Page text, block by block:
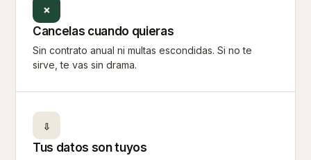
×
Cancelas cuando quieras
Sin contrato anual ni multas escondidas. Si no te
sirve, te vas sin drama.
⇩
Tus datos son tuyos